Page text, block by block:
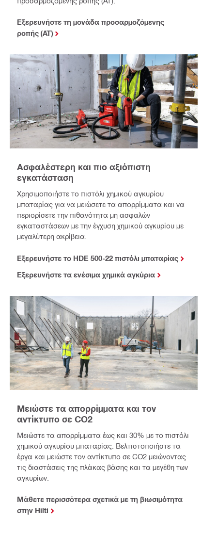
Εξερευνήστε τη μονάδα προσαρμοζόμενης
ροπής (AT)
Ασφαλέστερη και πιο αξιόπιστη
εγκατάσταση
Χρησιμοποιήστε το πιστόλι χημικού αγκυρίου
μπαταρίας για να μειώσετε τα απορρίμματα και να
περιορίσετε την πιθανότητα μη ασφαλών
εγκαταστάσεων με την έγχυση χημικού αγκυρίου με
μεγαλύτερη ακρίβεια.
Εξερευνήστε το HDE 500-22 πιστόλι μπαταρίας
Εξερευνήστε τα ενέσιμα χημικά αγκύρια
Μειώστε τα απορρίμματα και τον
αντίκτυπο σε CO2
Μειώστε τα απορρίμματα έως και 30% με το πιστόλι
χημικού αγκυρίου μπαταρίας. Βελτιστοποιήστε τα
έργα και μειώστε τον αντίκτυπο σε CO2 μειώνοντας
τις διαστάσεις της πλάκας βάσης και τα μεγέθη των
αγκυρίων.
Μάθετε περισσότερα σχετικά με τη βιωσιμότητα
στην Hilti